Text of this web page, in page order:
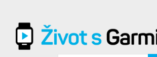
Vyhledávání